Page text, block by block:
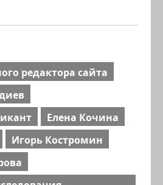
редактора сайта
Елена Кочина
Игорь Костромин